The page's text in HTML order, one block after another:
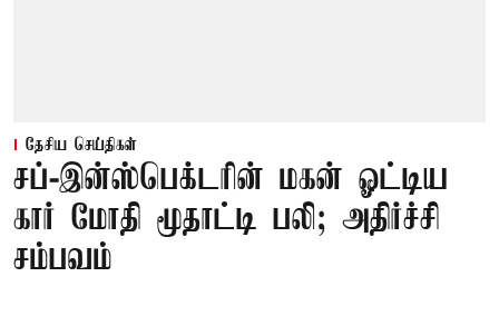
தேசிய செய்திகள்
சப்-இன்ஸ்பெக்டரின் மகன் ஓட்டிய
கார் மோதி மூதாட்டி பலி; அதிர்ச்சி
சம்பவம்